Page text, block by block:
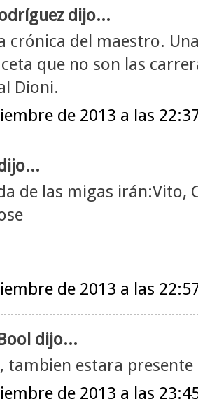
dijo...
crónica del maestro.
que no son las
Dioni.
de 2013 a las
de las migas irán:Vito,
de 2013 a las
dijo...
tambien estara
de 2013 a las